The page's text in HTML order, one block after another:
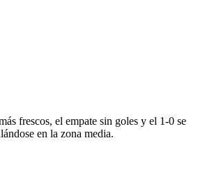
frescos, el empate sin goles y el 1-0 se
en la zona media.